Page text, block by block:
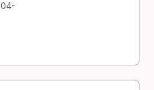
04-